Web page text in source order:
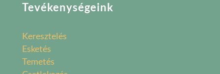
Tevékenységeink
Keresztelés
Esketés
Temetés